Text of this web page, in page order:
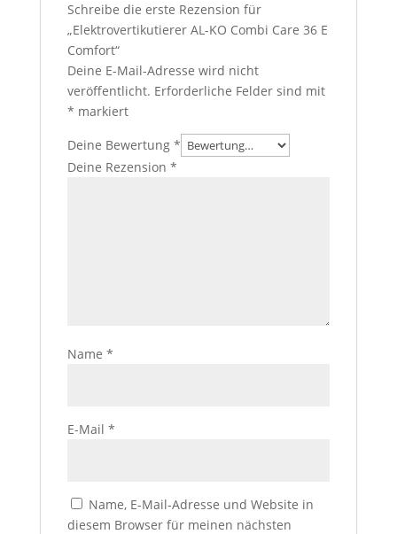
Schreibe die erste Rezension für
„Elektrovertikutierer AL-KO Combi Care 36 E
Comfort“
Deine E-Mail-Adresse wird nicht
veröffentlicht. Erforderliche Felder sind mit
* markiert
Deine Bewertung *
Deine Rezension *
Name *
E-Mail *
Name, E-Mail-Adresse und Website in
diesem Browser für meinen nächsten